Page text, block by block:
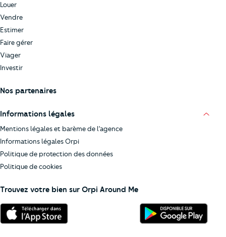
Louer
Vendre
Estimer
Faire gérer
Viager
Investir
Nos partenaires
Informations légales
Mentions légales et barème de l’agence
Informations légales Orpi
Politique de protection des données
Politique de cookies
Trouvez votre bien sur Orpi Around Me